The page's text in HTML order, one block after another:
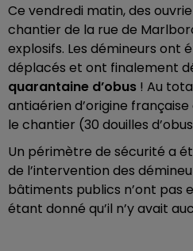
Ce vendredi matin, des
chantier de la rue de
explosifs. Les démineurs ont
déplacés et ont finalement
quarantaine d’obus ! Au
antiaérien d’origine
le chantier (30 douilles
Un périmètre de sécurité a
de l’intervention des
bâtiments publics n’ont pas
étant donné qu’il n’y avait